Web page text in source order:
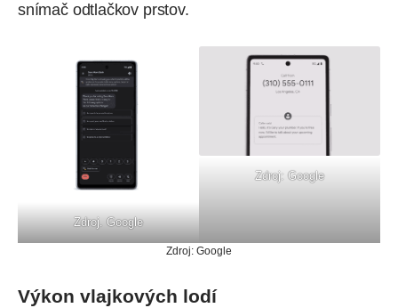
snímač odtlačkov prstov.
Zdroj. Google
Zdroj: Google
Zdroj: Google
Výkon vlajkových lodí